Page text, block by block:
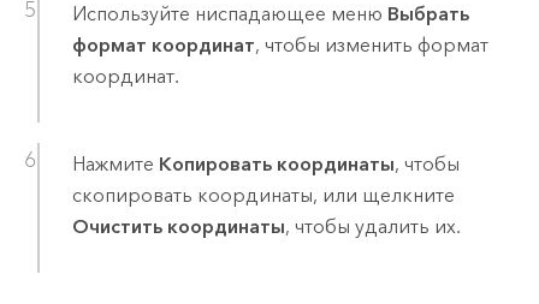
Используйте ниспадающее меню Выбрать
формат координат, чтобы изменить формат
координат.
Нажмите Копировать координаты, чтобы
скопировать координаты, или щелкните
Очистить координаты, чтобы удалить их.